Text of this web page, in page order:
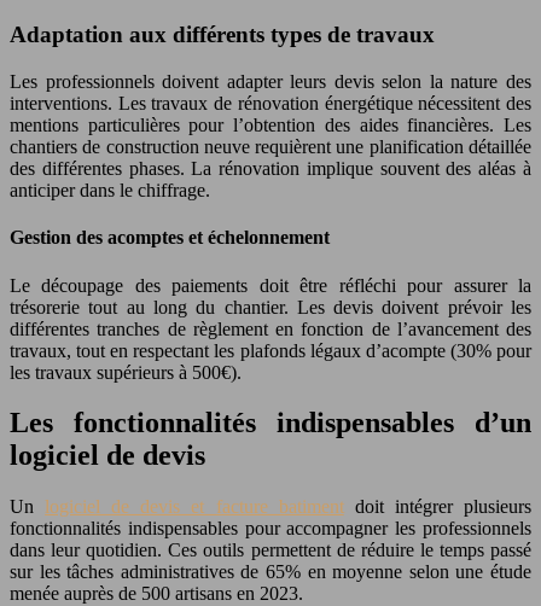
Adaptation aux différents types de travaux
Les professionnels doivent adapter leurs devis selon la nature des
interventions. Les travaux de rénovation énergétique nécessitent des
mentions particulières pour l’obtention des aides financières. Les
chantiers de construction neuve requièrent une planification détaillée
des différentes phases. La rénovation implique souvent des aléas à
anticiper dans le chiffrage.
Gestion des acomptes et échelonnement
Le découpage des paiements doit être réfléchi pour assurer la
trésorerie tout au long du chantier. Les devis doivent prévoir les
différentes tranches de règlement en fonction de l’avancement des
travaux, tout en respectant les plafonds légaux d’acompte (30% pour
les travaux supérieurs à 500€).
Les fonctionnalités indispensables d’un
logiciel de devis
Un logiciel de devis et facture batimentdoit intégrer plusieurs
fonctionnalités indispensables pour accompagner les professionnels
dans leur quotidien. Ces outils permettent de réduire le temps passé
sur les tâches administratives de 65% en moyenne selon une étude
menée auprès de 500 artisans en 2023.